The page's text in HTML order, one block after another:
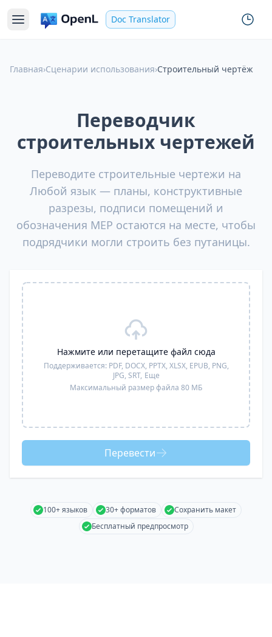
Doc Translator
Главная›Сценарии использования›Строительный чертёж
Переводчик
строительных чертежей
Переводите строительные чертежи на
Любой язык — планы, конструктивные
разрезы, подписи помещений и
обозначения MEP остаются на месте, чтобы
подрядчики могли строить без путаницы.
Нажмите или перетащите файл сюда
Поддерживается: PDF, DOCX, PPTX, XLSX, EPUB, PNG,
JPG, SRT, Еще
Максимальный размер файла 80 МБ
Перевести
100+ языков 30+ форматов
Сохранить макет
Бесплатный предпросмотр